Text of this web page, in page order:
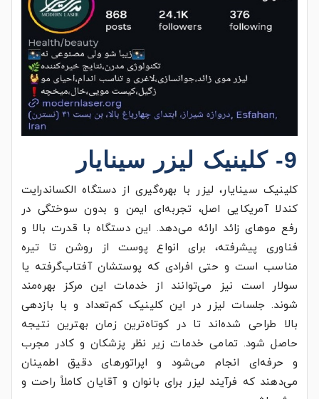
9- کلینیک لیزر سینایار
کلینیک سینایار، لیزر با بهره‌گیری از دستگاه الکساندرایت
کندلا آمریکایی اصل، تجربه‌ای ایمن و بدون سوختگی در
رفع موهای زائد ارائه می‌دهد. این دستگاه با قدرت بالا و
فناوری پیشرفته، برای انواع پوست از روشن تا تیره
مناسب است و حتی افرادی که پوستشان آفتاب‌گرفته یا
سولار است نیز می‌توانند از خدمات این مرکز بهره‌مند
شوند. جلسات لیزر در این کلینیک کم‌تعداد و با بازدهی
بالا طراحی شده‌اند تا در کوتاه‌ترین زمان بهترین نتیجه
حاصل شود. تمامی خدمات زیر نظر پزشکان و کادر مجرب
و حرفه‌ای انجام می‌شود و اپراتورهای دقیق اطمینان
می‌دهند که فرآیند لیزر برای بانوان و آقایان کاملاً راحت و